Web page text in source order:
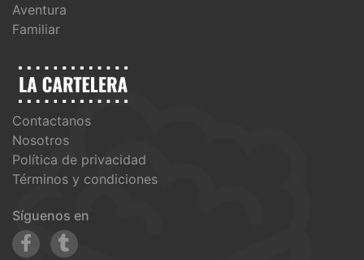
Aventura
Familiar
Contactanos
Nosotros
Política de privacidad
Términos y condiciones
Síguenos en